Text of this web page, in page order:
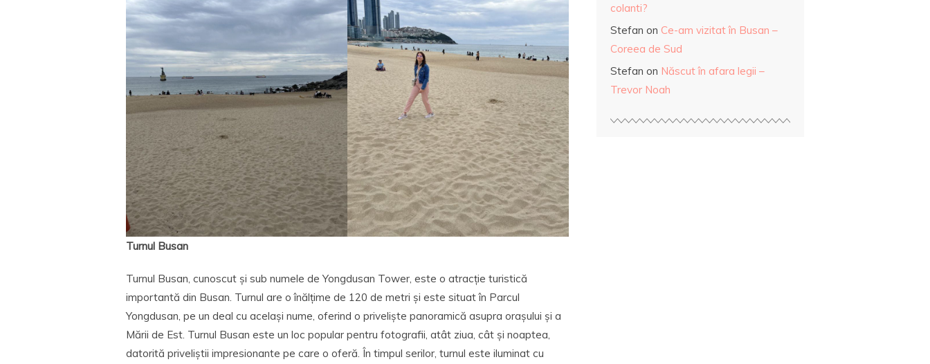
Turnul Busan
Turnul Busan, cunoscut și sub numele de Yongdusan Tower, este o atracție turistică
importantă din Busan. Turnul are o înălțime de 120 de metri și este situat în Parcul
Yongdusan, pe un deal cu același nume, oferind o priveliște panoramică asupra orașului și a
Mării de Est. Turnul Busan este un loc popular pentru fotografii, atât ziua, cât și noaptea,
datorită priveliștii impresionante pe care o oferă. În timpul serilor, turnul este iluminat cu
colanti?
Stefan on Ce-am vizitat în Busan –
Coreea de Sud
Stefan on Născut în afara legii –
Trevor Noah